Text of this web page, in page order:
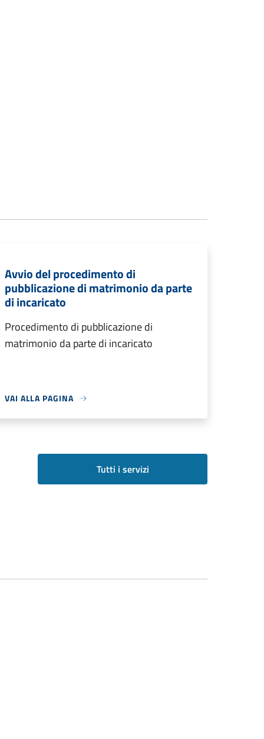
Avvio del procedimento di
pubblicazione di matrimonio da parte
di incaricato
Procedimento di pubblicazione di
matrimonio da parte di incaricato
VAI ALLA PAGINA
Tutti i servizi